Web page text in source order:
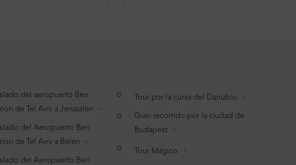
del aeropuerto Ben
de Tel Aviv a Jerusalén
del Aeropuerto Ben
de Tel Aviv a Belén
del Aeropuerto Ben
Tour por la curva del Danubio
Gran recorrido por la ciudad de
Budapest
Tour Mágico